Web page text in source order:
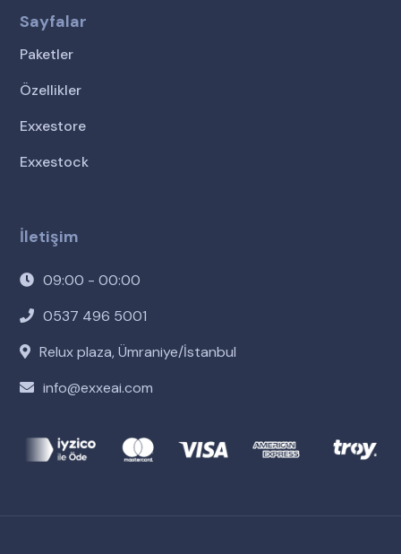
Sayfalar
Paketler
Özellikler
Exxestore
Exxestock
İletişim
09:00 - 00:00
0537 496 5001
Relux plaza, Ümraniye/İstanbul
info@exxeai.com